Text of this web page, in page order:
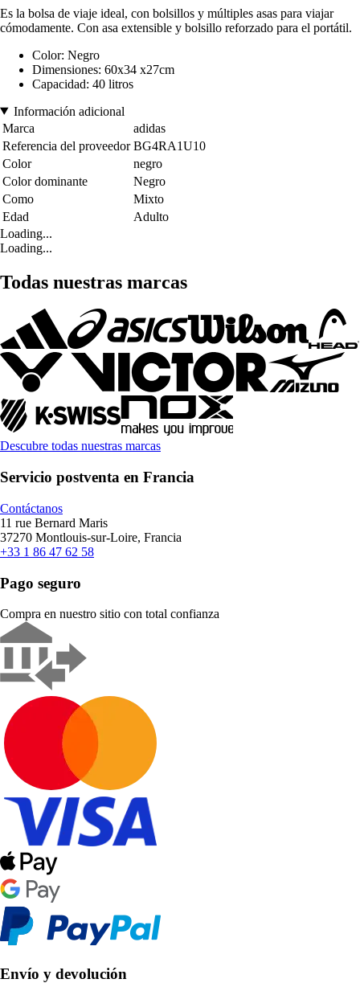
Es la bolsa de viaje ideal, con bolsillos y múltiples asas para viajar
cómodamente. Con asa extensible y bolsillo reforzado para el portátil.
Color: Negro
Dimensiones: 60x34 x27cm
Capacidad: 40 litros
Información adicional
Marca
adidas
Referencia del proveedor BG4RA1U10
Color
negro
Color dominante
Negro
Como
Mixto
Edad
Adulto
Loading...
Loading...
Todas nuestras marcas
Descubre todas nuestras marcas
Servicio postventa en Francia
Contáctanos
11 rue Bernard Maris
37270 Montlouis-sur-Loire, Francia
+33 1 86 47 62 58
Pago seguro
Compra en nuestro sitio con total confianza
Envío y devolución